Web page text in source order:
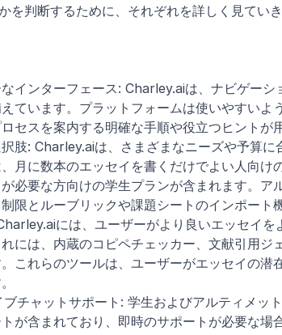
を判断するために、それぞれを詳しく見てい
インターフェース: Charley.aiは、ナビゲーシ
ています。プラットフォームは使いやすいよ
セスを案内する明確な手順や役立つヒントが
肢: Charley.aiは、さまざまなニーズや予算
月に数本のエッセイを書くだけでよい人向け
必要な方向けの学生プランが含まれます。ア
限とルーブリックや課題シートのインポート
には、ユーザーがより良いエッセイを
には、内蔵のコピペチェッカー、文献引用ジ
これらのツールは、ユーザーがエッセイの潜
チャットサポート: 学生およびアルティメッ
が含まれており、即時のサポートが必要な場